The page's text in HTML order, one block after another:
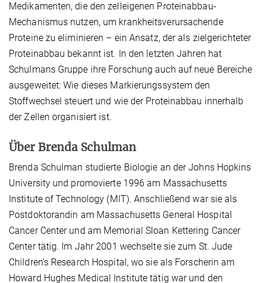
Medikamenten, die den zelleigenen Proteinabbau-
Mechanismus nutzen, um krankheitsverursachende
Proteine zu eliminieren – ein Ansatz, der als zielgerichteter
Proteinabbau bekannt ist. In den letzten Jahren hat
Schulmans Gruppe ihre Forschung auch auf neue Bereiche
ausgeweitet: Wie dieses Markierungssystem den
Stoffwechsel steuert und wie der Proteinabbau innerhalb
der Zellen organisiert ist.
Über Brenda Schulman
Brenda Schulman studierte Biologie an der Johns Hopkins
University und promovierte 1996 am Massachusetts
Institute of Technology (MIT). Anschließend war sie als
Postdoktorandin am Massachusetts General Hospital
Cancer Center und am Memorial Sloan Kettering Cancer
Center tätig. Im Jahr 2001 wechselte sie zum St. Jude
Children's Research Hospital, wo sie als Forscherin am
Howard Hughes Medical Institute tätig war und den